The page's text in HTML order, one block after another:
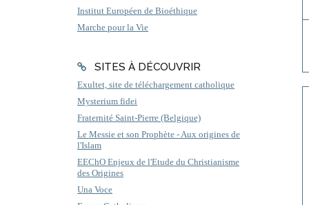
Institut Européen de Bioéthique
Marche pour la Vie
SITES À DÉCOUVRIR
Exultet, site de téléchargement catholique
Mysterium fidei
Fraternité Saint-Pierre (Belgique)
Le Messie et son Prophète - Aux origines de
l'Islam
EEChO Enjeux de l'Etude du Christianisme
des Origines
Una Voce